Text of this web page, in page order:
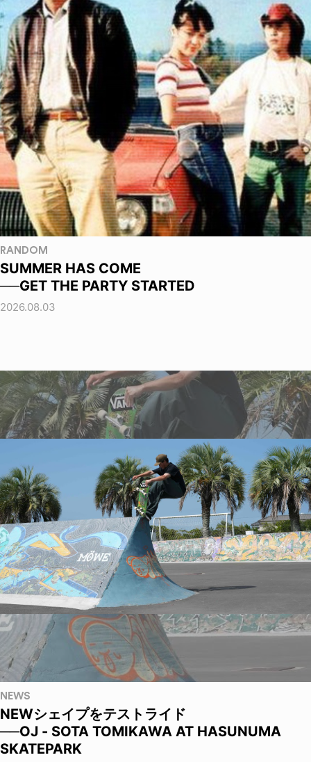
RANDOM
SUMMER HAS COME
──GET THE PARTY STARTED
2026.08.03
NEWS
NEWシェイプをテストライド
──OJ - SOTA TOMIKAWA AT HASUNUMA
SKATEPARK